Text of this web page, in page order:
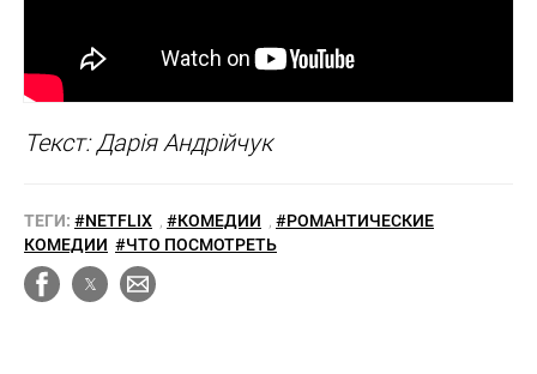
Текст: Дарія Андрійчук
ТЕГИ: #NETFLIX #КОМЕДИИ
#РОМАНТИЧЕСКИЕ
КОМЕДИИ #ЧТО ПОСМОТРЕТЬ